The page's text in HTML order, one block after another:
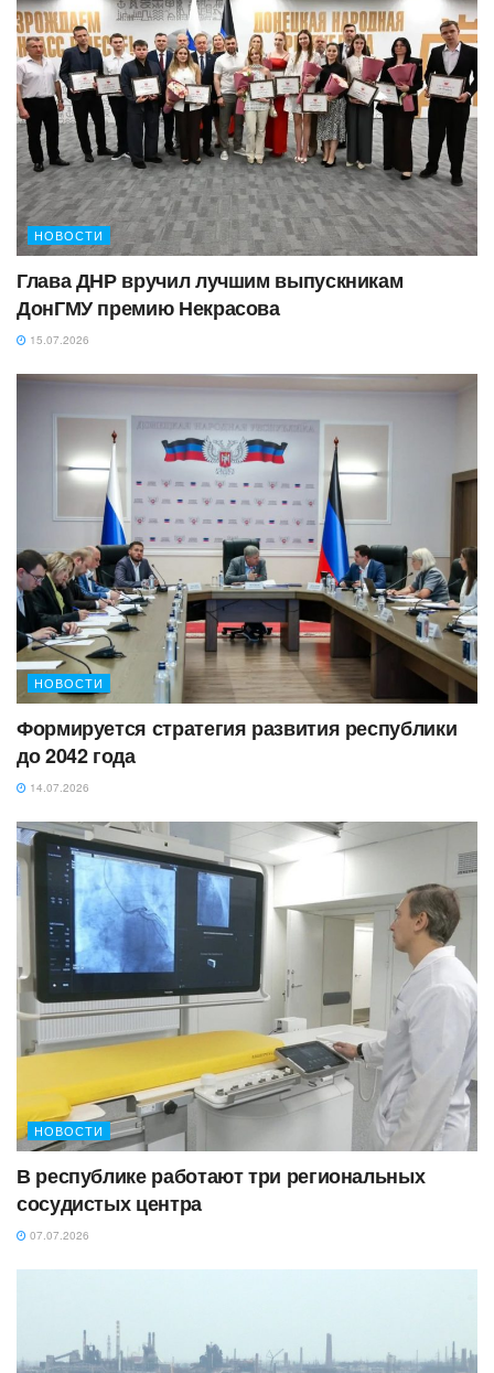
НОВОСТИ
Глава ДНР вручил лучшим выпускникам
ДонГМУ премию Некрасова
15.07.2026
НОВОСТИ
Формируется стратегия развития республики
до 2042 года
14.07.2026
НОВОСТИ
В республике работают три региональных
сосудистых центра
07.07.2026